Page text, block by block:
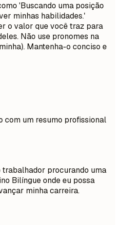
'Buscando uma posição
minhas habilidades.'
o valor que você traz para
Não use pronomes na
Mantenha-o conciso e
com um resumo profissional
procurando uma
Bilíngue onde eu possa
minha carreira.